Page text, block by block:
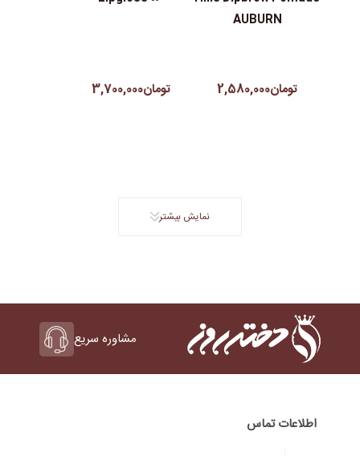
AUBURN
تومان2,580,000 تومان3,700,000
نمایش بیشتر
مشاوره سریع
اطلاعات تماس